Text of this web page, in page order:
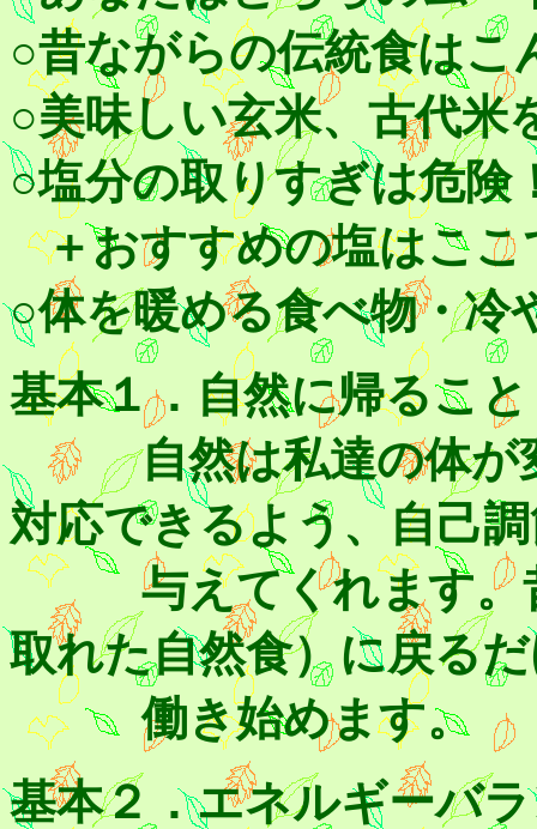
○昔ながらの伝統食はこ
○美味しい玄米、古代米
○塩分の取りすぎは危険
＋おすすめの塩はここ
○体を暖める食べ物・冷
基本１．自然に帰ること
自然は私達の体が変
対応できるよう、自己
与えてくれます。昔
取れた自然食）に戻る
働き始めます。
基本２．エネルギーバ